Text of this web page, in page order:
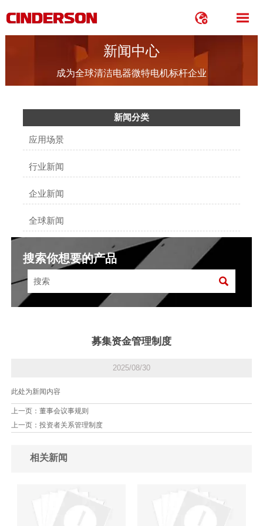
 
新闻中心
成为全球清洁电器微特电机标杆企业
新闻分类
应用场景
行业新闻
企业新闻
全球新闻
搜索你想要的产品

募集资金管理制度
2025/08/30
此处为新闻内容
上一页： 董事会议事规则
上一页： 投资者关系管理制度
相关新闻